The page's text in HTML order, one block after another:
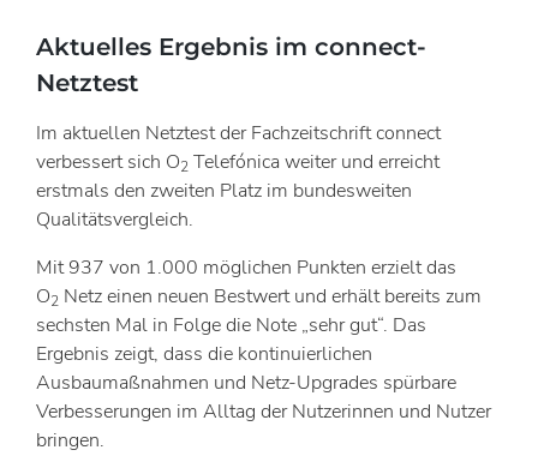
Aktuelles Ergebnis im connect-
Netztest
Im aktuellen Netztest der Fachzeitschrift connect
verbessert sich O2 Telefónica weiter und erreicht
erstmals den zweiten Platz im bundesweiten
Qualitätsvergleich.
Mit 937 von 1.000 möglichen Punkten erzielt das
O2 Netz einen neuen Bestwert und erhält bereits zum
sechsten Mal in Folge die Note „sehr gut“. Das
Ergebnis zeigt, dass die kontinuierlichen
Ausbaumaßnahmen und Netz-Upgrades spürbare
Verbesserungen im Alltag der Nutzerinnen und Nutzer
bringen.